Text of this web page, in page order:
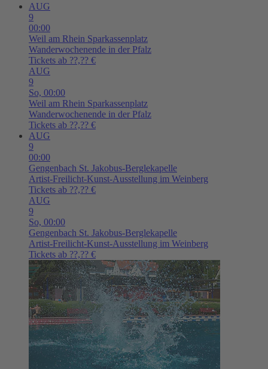
AUG
9
00:00
Weil am Rhein Sparkassenplatz
Wanderwochenende in der Pfalz
Tickets ab ??,?? €
AUG
9
So, 00:00
Weil am Rhein Sparkassenplatz
Wanderwochenende in der Pfalz
Tickets ab ??,?? €
AUG
9
00:00
Gengenbach St. Jakobus-Berglekapelle
Artist-Freilicht-Kunst-Ausstellung im Weinberg
Tickets ab ??,?? €
AUG
9
So, 00:00
Gengenbach St. Jakobus-Berglekapelle
Artist-Freilicht-Kunst-Ausstellung im Weinberg
Tickets ab ??,?? €